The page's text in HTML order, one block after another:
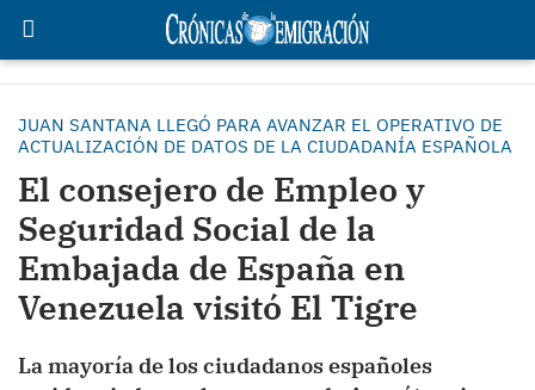
JUAN SANTANA LLEGÓ PARA AVANZAR EL OPERATIVO DE
ACTUALIZACIÓN DE DATOS DE LA CIUDADANÍA ESPAÑOLA
El consejero de Empleo y
Seguridad Social de la
Embajada de España en
Venezuela visitó El Tigre
La mayoría de los ciudadanos españoles